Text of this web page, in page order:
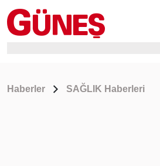
Haberler SAĞLIK Haberleri